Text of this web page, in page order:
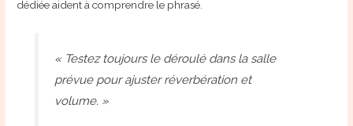
dédiée aident à comprendre le phrasé.
« Testez toujours le déroulé dans la salle
prévue pour ajuster réverbération et
volume. »